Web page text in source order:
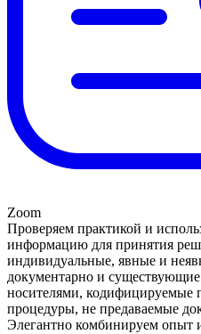
Zoom
Проверяем практикой и
информацию для принятия
индивидуальные, явные и
документарно и
носителями, кодифицируемые
процедуры, не предаваемые
Элегантно комбинируем опыт